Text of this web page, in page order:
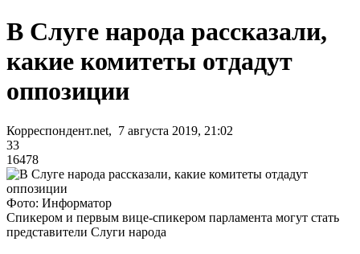
В Слуге народа рассказали,
какие комитеты отдадут
оппозиции
Корреспондент.net, 7 августа 2019, 21:02
33
16478
Фото: Информатор
Спикером и первым вице-спикером парламента могут стать
представители Слуги народа